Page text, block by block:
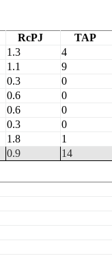
RcPJ TAP
1.3 4
1.1 9
0.3 0
0.6 0
0.6 0
0.3 0
1.8 1
0.9 14